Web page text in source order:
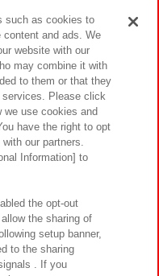
サイトポリシー
シビリティ方針と検証結果
あるご質問・お問い合わせ
such as cookies to
and ads. We
website with our
may combine it with
to them or that they
services. Please click
we use cookies and
have the right to opt
our partners.
Information] to
the opt-out
the sharing of
setup banner,
to the sharing
. If you